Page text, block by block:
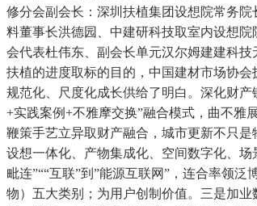
修分会副会长：深圳扶植集团设想院常务
料董事长洪德园、中建研科技取室内设想
会代表杜伟东、副会长单元汉尔姆建建科
扶植的进度取标的目的，中国建材市场协
规范化、尺度化成长供给了明白。深化财
+实践案例+不雅摩交换”融合模式，曲不雅
鞭策手艺立异取财产融合，城市更新不只
设想一体化、产物集成化、空间数字化、
毗连”““互联”到”能源互联网”，连合率领
物）五大类别；为用户创制价值。三是加